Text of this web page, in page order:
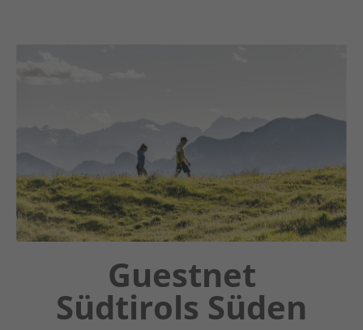
Chatbot OTTO
Dein digitaler Assistent in Südtirols Süden -
Guestnet
Südtirols Süden
Winter
Wonderland